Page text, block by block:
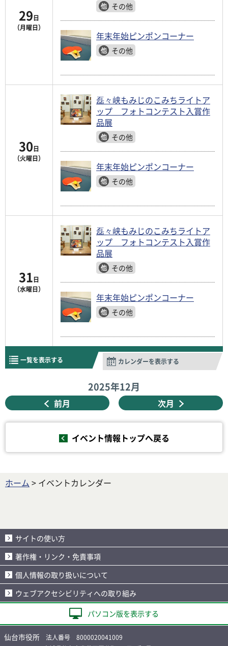
29日
（月曜日）
その他
年末年始ピンポンコーナー
その他
30日
（火曜日）
磊々峡もみじのこみちライトア
ップ フォトコンテスト入賞作
品展
その他
年末年始ピンポンコーナー
その他
31日
（水曜日）
磊々峡もみじのこみちライトア
ップ フォトコンテスト入賞作
品展
その他
年末年始ピンポンコーナー
その他
一覧を表示する カレンダーを表示する
2025年12月
前月 次月
イベント情報トップへ戻る
ホーム > イベントカレンダー
サイトの使い方
著作権・リンク・免責事項
個人情報の取り扱いについて
ウェブアクセシビリティへの取り組み
パソコン版を表示する
仙台市役所 法人番号 8000020041009